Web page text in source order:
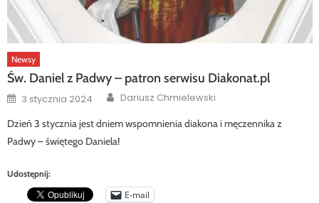
Newsy
Św. Daniel z Padwy – patron serwisu Diakonat.pl
Posted
on
3 stycznia 2024 Author
Dariusz Chmielewski
Dzień 3 stycznia jest dniem wspomnienia diakona i męczennika z
Padwy – świętego Daniela!
Udostępnij:
E-mail